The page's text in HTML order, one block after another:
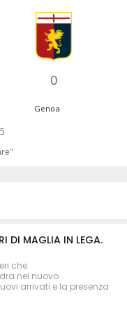
0
Genoa
DI MAGLIA IN LEGA.
che
nel nuovo
arrivati e la presenza